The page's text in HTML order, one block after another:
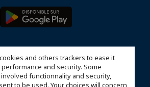
and others trackers to ease it
and security. Some
functionnality and security,
to be used. Your choices will concern